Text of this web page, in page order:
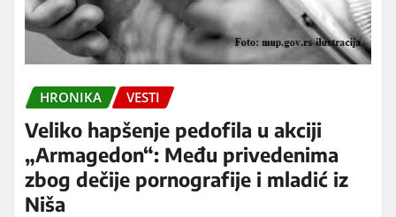
HRONIKA VESTI
Veliko hapšenje pedofila u akciji
„Armagedon“: Među privedenima
zbog dečije pornografije i mladić iz
Niša